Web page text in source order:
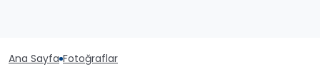
Ana Sayfa Fotoğraflar